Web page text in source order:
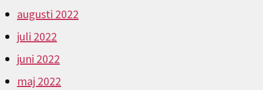
augusti 2022
juli 2022
juni 2022
maj 2022